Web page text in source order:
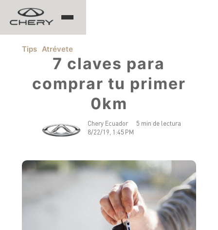
TIGGO 4 PRO
TIGGO 2 PRO MAX
EQ7
Tips Atrévete
7 claves para
comprar tu primer
0km
Chery Ecuador
8/22/19, 1:45 PM
5 min de lectura